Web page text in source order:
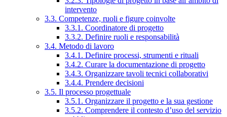
intervento
3.3. Competenze, ruoli e figure coinvolte
3.3.1. Coordinatore di progetto
3.3.2. Definire ruoli e responsabilità
3.4. Metodo di lavoro
3.4.1. Definire processi, strumenti e rituali
3.4.2. Curare la documentazione di progetto
3.4.3. Organizzare tavoli tecnici collaborativi
3.4.4. Prendere decisioni
3.5. Il processo progettuale
3.5.1. Organizzare il progetto e la sua gestione
3.5.2. Comprendere il contesto d’uso del servizio